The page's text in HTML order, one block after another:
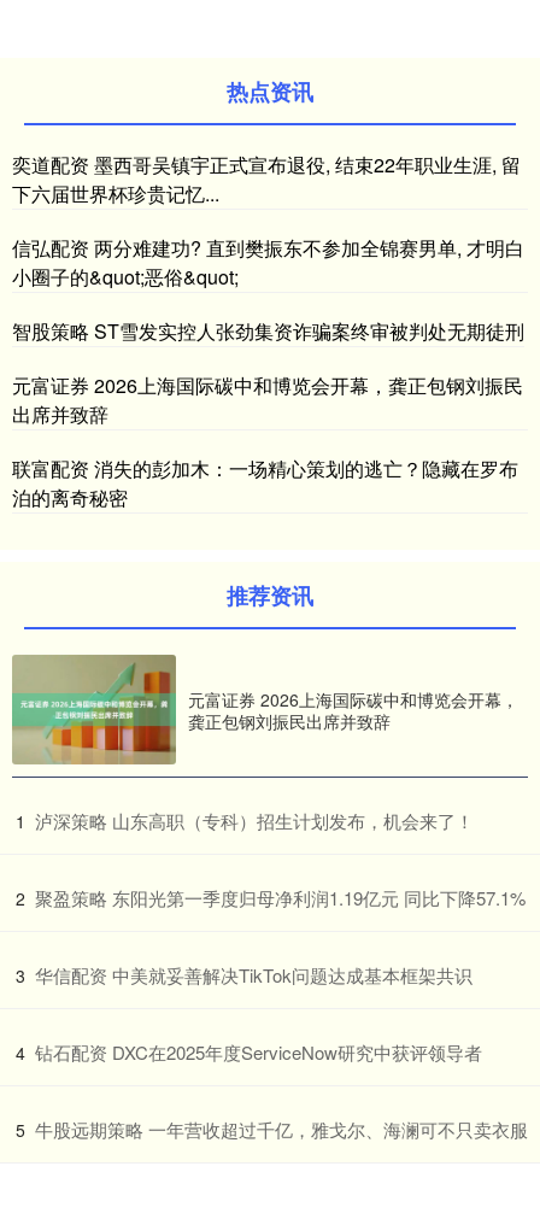
热点资讯
奕道配资 墨西哥吴镇宇正式宣布退役, 结束22年职业生涯, 留
下六届世界杯珍贵记忆...
信弘配资 两分难建功? 直到樊振东不参加全锦赛男单, 才明白
小圈子的&quot;恶俗&quot;
智股策略 ST雪发实控人张劲集资诈骗案终审被判处无期徒刑
元富证券 2026上海国际碳中和博览会开幕，龚正包钢刘振民
出席并致辞
联富配资 消失的彭加木：一场精心策划的逃亡？隐藏在罗布
泊的离奇秘密
推荐资讯
元富证券 2026上海国际碳中和博览会开幕，
龚正包钢刘振民出席并致辞
1 ​泸深策略 山东高职（专科）招生计划发布，机会来了！
2 ​聚盈策略 东阳光第一季度归母净利润1.19亿元 同比下降57.1%
3 ​华信配资 中美就妥善解决TikTok问题达成基本框架共识
4 ​钻石配资 DXC在2025年度ServiceNow研究中获评领导者
5 ​牛股远期策略 一年营收超过千亿，雅戈尔、海澜可不只卖衣服